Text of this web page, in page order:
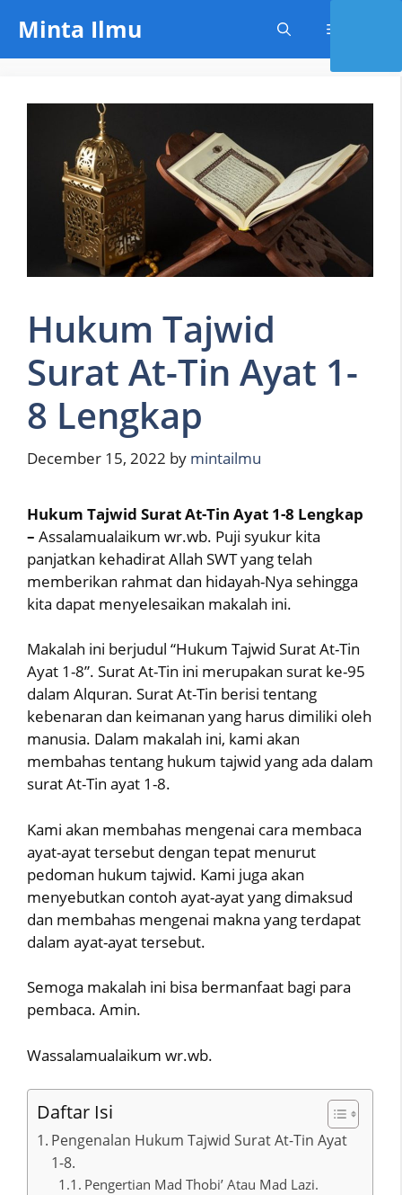
content
Minta Ilmu
Hukum Tajwid
Surat At-Tin Ayat 1-
8 Lengkap
December 15, 2022 by mintailmu
Hukum Tajwid Surat At-Tin Ayat 1-8 Lengkap
– Assalamualaikum wr.wb. Puji syukur kita
panjatkan kehadirat Allah SWT yang telah
memberikan rahmat dan hidayah-Nya sehingga
kita dapat menyelesaikan makalah ini.
Makalah ini berjudul “Hukum Tajwid Surat At-Tin
Ayat 1-8”. Surat At-Tin ini merupakan surat ke-95
dalam Alquran. Surat At-Tin berisi tentang
kebenaran dan keimanan yang harus dimiliki oleh
manusia. Dalam makalah ini, kami akan
membahas tentang hukum tajwid yang ada dalam
surat At-Tin ayat 1-8.
Kami akan membahas mengenai cara membaca
ayat-ayat tersebut dengan tepat menurut
pedoman hukum tajwid. Kami juga akan
menyebutkan contoh ayat-ayat yang dimaksud
dan membahas mengenai makna yang terdapat
dalam ayat-ayat tersebut.
Semoga makalah ini bisa bermanfaat bagi para
pembaca. Amin.
Wassalamualaikum wr.wb.
Daftar Isi
Pengenalan Hukum Tajwid Surat At-Tin Ayat
1-8.
Pengertian Mad Thobi’ Atau Mad Lazi.